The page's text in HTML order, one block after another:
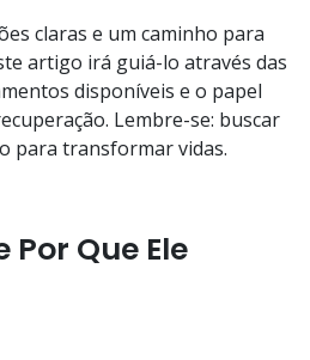
claras e um caminho para
artigo irá guiá-lo através das
disponíveis e o papel
Lembre-se: buscar
para transformar vidas.
Por Que Ele